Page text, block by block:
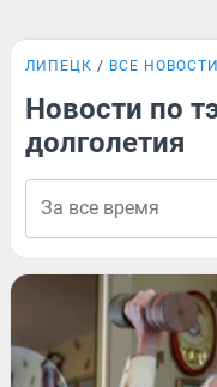
ЛИПЕЦК ВСЕ НОВОСТИ
Новости по
долголетия